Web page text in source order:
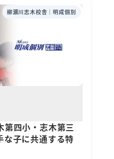
柳瀬川志木校舎｜明成個別
第四小・志木第三
な子に共通する特